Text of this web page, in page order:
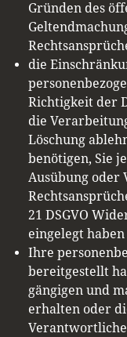
Gründen des
die
Richtigkeit der
die
Löschung
benötigen, Sie
Ausübung oder
21 DSGVO
eingelegt haben
Ihre
bereitgestellt
gängigen und
erhalten oder